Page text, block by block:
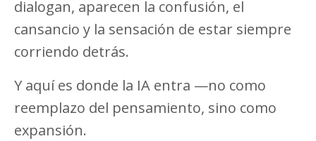
dialogan, aparecen la confusión, el
cansancio y la sensación de estar siempre
corriendo detrás.
Y aquí es donde la IA entra —no como
reemplazo del pensamiento, sino como
expansión.